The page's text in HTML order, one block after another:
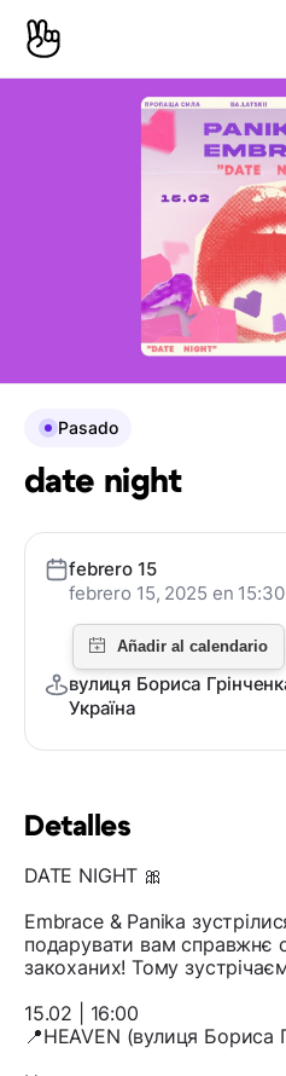
Detalles
DATE NIGHT 🎀
Embrace & Panika
подарувати вам справжнє
закоханих! Тому
15.02 | 16:00
📍HEAVEN (вулиця Бориса
Pasado
date night
febrero 15
febrero 15, 2025 en
вулиця Бориса
Україна